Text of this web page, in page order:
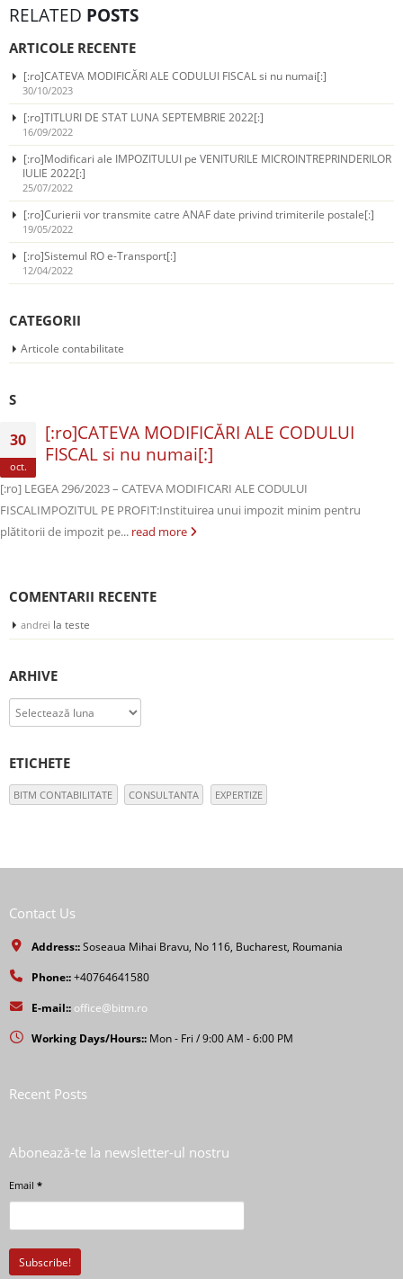
RELATED POSTS
ARTICOLE RECENTE
[:ro]CATEVA MODIFICĂRI ALE CODULUI FISCAL si nu numai[:]
30/10/2023
[:ro]TITLURI DE STAT LUNA SEPTEMBRIE 2022[:]
16/09/2022
[:ro]Modificari ale IMPOZITULUI pe VENITURILE MICROINTREPRINDERILOR
IULIE 2022[:]
25/07/2022
[:ro]Curierii vor transmite catre ANAF date privind trimiterile postale[:]
19/05/2022
[:ro]Sistemul RO e-Transport[:]
12/04/2022
CATEGORII
Articole contabilitate
S
30
oct.
[:ro]CATEVA MODIFICĂRI ALE CODULUI
FISCAL si nu numai[:]
[:ro] LEGEA 296/2023 – CATEVA MODIFICARI ALE CODULUI
FISCALIMPOZITUL PE PROFIT:Instituirea unui impozit minim pentru
plătitorii de impozit pe... read more
COMENTARII RECENTE
andrei la teste
ARHIVE
Arhive
ETICHETE
BITM CONTABILITATE CONSULTANTA EXPERTIZE
Contact Us
Address::Soseaua Mihai Bravu, No 116, Bucharest, Roumania
Phone::+40764641580
E-mail:: office@bitm.ro
Working Days/Hours:: Mon - Fri / 9:00 AM - 6:00 PM
Recent Posts
Abonează-te la newsletter-ul nostru
Email *